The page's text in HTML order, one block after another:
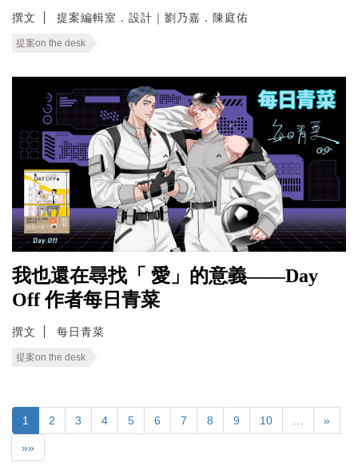
撰文 提案編輯室．設計｜劉乃嘉．陳庭佑
提案on the desk
我也還在尋找「 愛」的意義——Day
Off 作者每日青菜
撰文 每日青菜
提案on the desk
1 2 3 4 5 6 7 8 9 10 »
»»